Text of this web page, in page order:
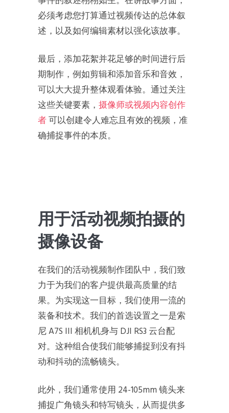
必须考虑您打算通过视频传达的总体叙
述，以及如何编辑素材以强化该故事。
最后，添加花絮并花足够的时间进行后
期制作，例如剪辑和添加音乐和音效，
可以大大提升整体观看体验。通过关注
这些关键要素， 摄像师或视频内容创作
者可以创建令人难忘且有效的视频，准
确捕捉事件的本质。
用于活动视频拍摄的
摄像设备
在我们的活动视频制作团队中，我们致
力于为我们的客户提供最高质量的结
果。为实现这一目标，我们使用一流的
装备和技术。我们的首选设置之一是索
尼 A7S III 相机机身与 DJI RS3 云台配
对。这种组合使我们能够捕捉到没有抖
动和抖动的流畅镜头。
此外，我们通常使用 24-105mm 镜头来
捕捉广角镜头和特写镜头，从而提供多